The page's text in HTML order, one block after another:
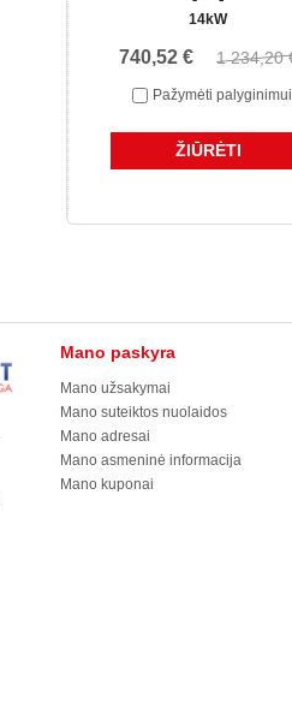
14kW
740,52 € 1 234,20
Pažymėti palyginimui
ŽIŪRĖTI
Mano paskyra
Mano užsakymai
Mano suteiktos nuolaidos
Mano adresai
Mano asmeninė informacija
Mano kuponai